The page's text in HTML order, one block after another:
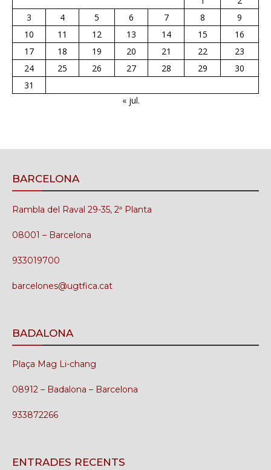
3
4 5 6 7 8
9
10
11 12 13 14 15
16
17
18 19 20 21 22
23
24
25 26 27 28 29
30
31
« jul.
BARCELONA
Rambla del Raval 29-35, 2ª Planta
08001 – Barcelona
933019700
barcelones@ugtfica.cat
BADALONA
Plaça Mag Li-chang
08912 – Badalona – Barcelona
933872266
ENTRADES RECENTS